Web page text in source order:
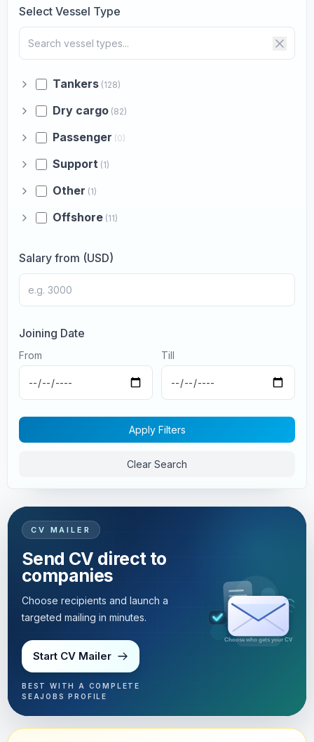
Select Vessel Type
Tankers (128)
Dry cargo (82)
Passenger (0)
Support (1)
Other (1)
Offshore (11)
Salary from (USD)
Joining Date
From Till
Apply Filters
Clear Search
CV MAILER
Send CV direct to
companies
Choose recipients and launch a
targeted mailing in minutes.
Start CV Mailer
BEST WITH A COMPLETE
SEAJOBS PROFILE
Targeted mailing in minutes